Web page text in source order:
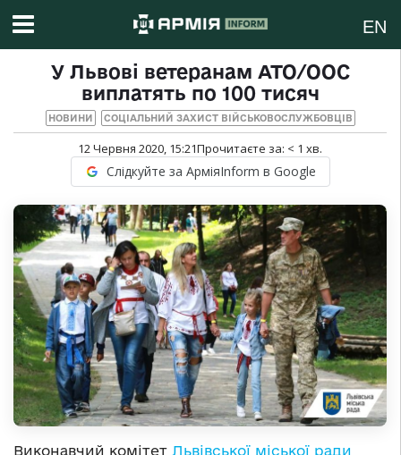
EN
У Львові ветеранам АТО/ООС
виплатять по 100 тисяч
НОВИНИ СОЦІАЛЬНИЙ ЗАХИСТ ВІЙСЬКОВОСЛУЖБОВЦІВ
12 Червня 2020, 15:21Прочитаєте за: < 1 хв.
Слідкуйте за АрміяInform в Google
Виконавчий комітет Львівської міської ради